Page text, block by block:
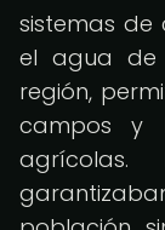
sistemas de
el agua de
región,
campos y
agrícolas.